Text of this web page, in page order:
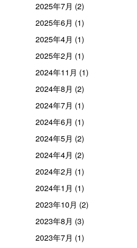
2025年7月 (2)
2025年6月 (1)
2025年4月 (1)
2025年2月 (1)
2024年11月 (1)
2024年8月 (2)
2024年7月 (1)
2024年6月 (1)
2024年5月 (2)
2024年4月 (2)
2024年2月 (1)
2024年1月 (1)
2023年10月 (2)
2023年8月 (3)
2023年7月 (1)